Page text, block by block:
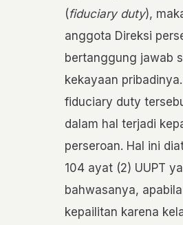
(fiduciary duty),
anggota Direksi
bertanggung jawab
kekayaan
fiduciary duty
dalam hal terjadi
perseroan. Hal ini
104 ayat (2) UUPT
bahwasanya,
kepailitan karena